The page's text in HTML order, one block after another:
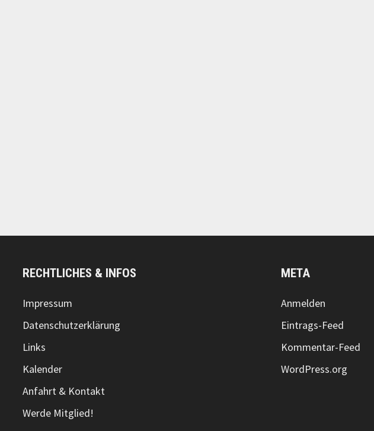
RECHTLICHES & INFOS
Impressum
Datenschutzerklärung
Links
Kalender
Anfahrt & Kontakt
Werde Mitglied!
META
Anmelden
Eintrags-Feed
Kommentar-Feed
WordPress.org